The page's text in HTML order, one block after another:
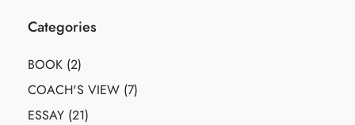
Categories
BOOK (2)
COACH'S VIEW (7)
ESSAY (21)